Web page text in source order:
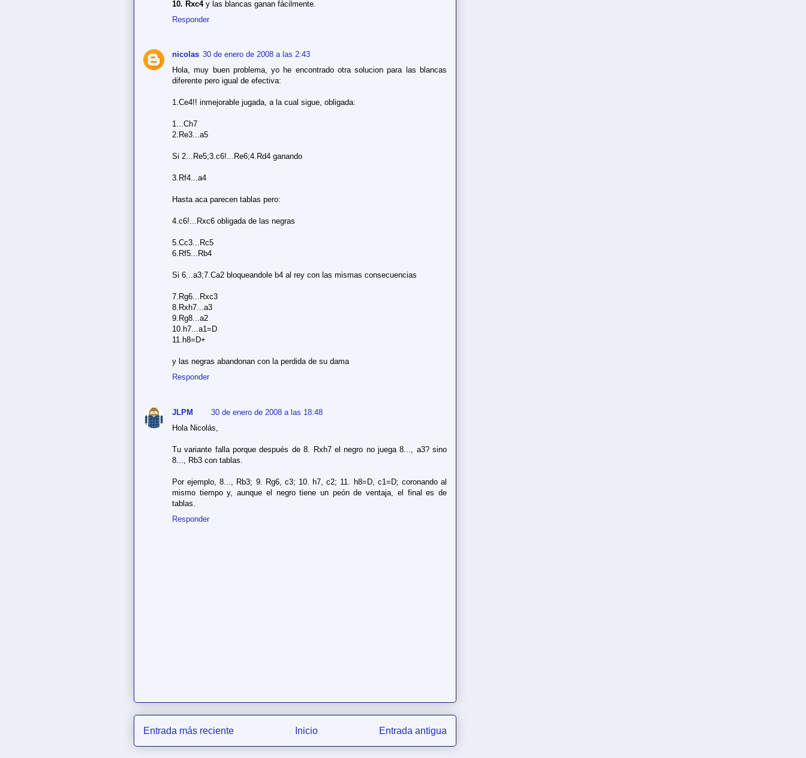
10. Rxc4y las blancas ganan fácilmente.
Responder
nicolas 30 de enero de 2008 a las 2:43
Hola, muy buen problema, yo he encontrado otra solucion para las blancas
diferente pero igual de efectiva:
1.Ce4!! inmejorable jugada, a la cual sigue, obligada:
1...Ch7
2.Re3...a5
Si 2...Re5;3.c6!...Re6;4.Rd4 ganando
3.Rf4...a4
Hasta aca parecen tablas pero:
4.c6!...Rxc6 obligada de las negras
5.Cc3...Rc5
6.Rf5...Rb4
Si 6...a3;7.Ca2 bloqueandole b4 al rey con las mismas consecuencias
7.Rg6...Rxc3
8.Rxh7...a3
9.Rg8...a2
10.h7...a1=D
11.h8=D+
y las negras abandonan con la perdida de su dama
Responder
JLPM
30 de enero de 2008 a las 18:48
Hola Nicolás,
Tu variante falla porque después de 8. Rxh7 el negro no juega 8..., a3? sino
8..., Rb3 con tablas.
Por ejemplo, 8..., Rb3; 9. Rg6, c3; 10. h7, c2; 11. h8=D, c1=D; coronando al
mismo tiempo y, aunque el negro tiene un peón de ventaja, el final es de
tablas.
Responder
Entrada más reciente Entrada antigua
Inicio